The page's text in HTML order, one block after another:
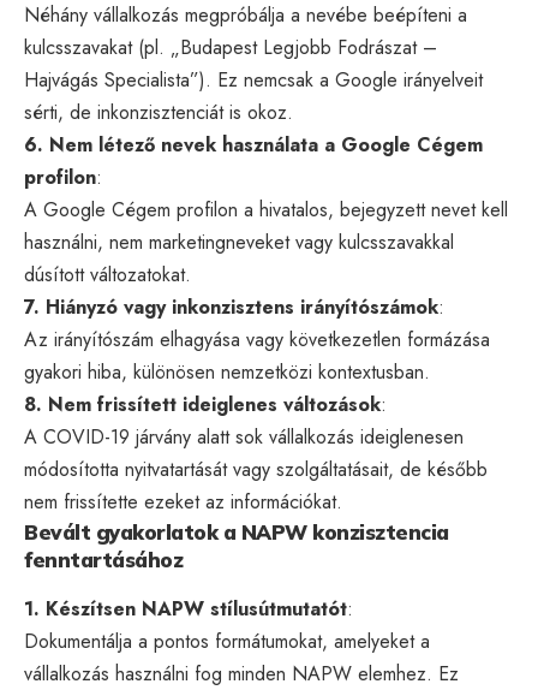
Néhány vállalkozás megpróbálja a nevébe beépíteni a
kulcsszavakat (pl. „Budapest Legjobb Fodrászat –
Hajvágás Specialista”). Ez nemcsak a Google irányelveit
sérti, de inkonzisztenciát is okoz.
6. Nem létező nevek használata a Google Cégem
profilon:
A Google Cégem profilon a hivatalos, bejegyzett nevet kell
használni, nem marketingneveket vagy kulcsszavakkal
dúsított változatokat.
7. Hiányzó vagy inkonzisztens irányítószámok:
Az irányítószám elhagyása vagy következetlen formázása
gyakori hiba, különösen nemzetközi kontextusban.
8. Nem frissített ideiglenes változások:
A COVID-19 járvány alatt sok vállalkozás ideiglenesen
módosította nyitvatartását vagy szolgáltatásait, de később
nem frissítette ezeket az információkat.
Bevált gyakorlatok a NAPW konzisztencia
fenntartásához
1. Készítsen NAPW stílusútmutatót:
Dokumentálja a pontos formátumokat, amelyeket a
vállalkozás használni fog minden NAPW elemhez. Ez